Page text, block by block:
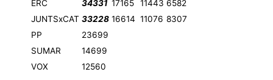
ERC
34331 17165 11443 6582
JUNTSxCAT 33228 16614 11076 8307
PP
23699
SUMAR
14699
VOX
12560